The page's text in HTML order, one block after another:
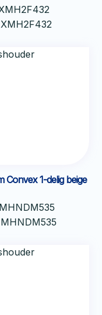
XMH2F432
Convex 1-delig beige
MHNDM535